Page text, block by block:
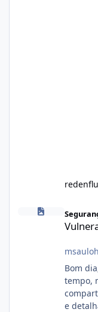
redenflu
Bom
tempo,
e